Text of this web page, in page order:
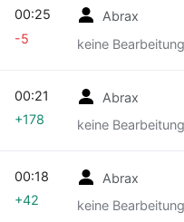
Abrax
keine
00:25
-5
Abrax
keine
00:21
+178
Abrax
keine
00:18
+42